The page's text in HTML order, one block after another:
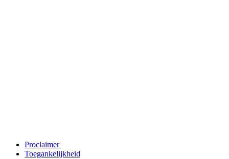
Proclaimer
Toegankelijkheid